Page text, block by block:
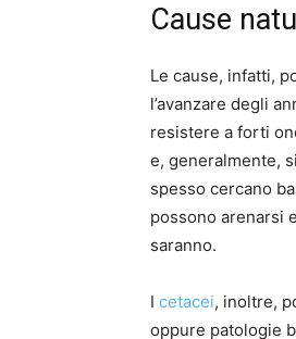
Cause
Le cause, infatti,
l’avanzare degli
resistere a forti
e, generalmente,
spesso cercano
possono arenarsi
saranno.
I cetacei, inoltre,
oppure patologie